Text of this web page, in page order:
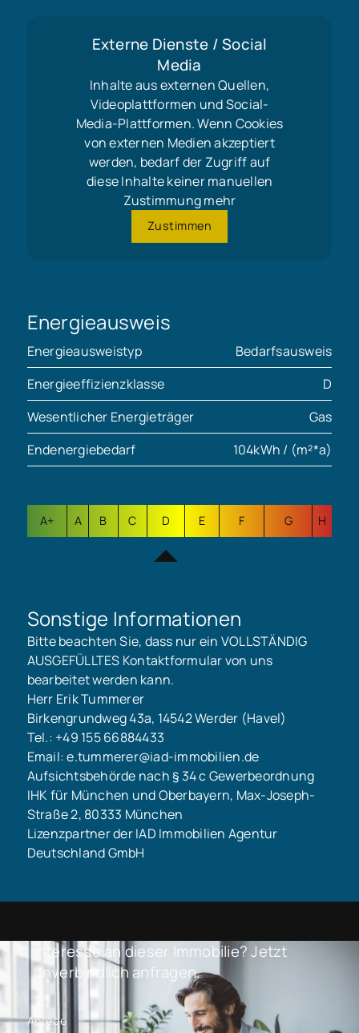
Externe Dienste / Social
Media
Inhalte aus externen Quellen,
Videoplattformen und Social-
Media-Plattformen. Wenn Cookies
von externen Medien akzeptiert
werden, bedarf der Zugriff auf
diese Inhalte keiner manuellen
Zustimmung mehr
Zustimmen
Energieausweis
Energieausweistyp
Bedarfsausweis
Energieeffizienzklasse
D
Wesentlicher Energieträger
Gas
Endenergiebedarf
104kWh / (m²*a)
A+ A B C D E F G H
Sonstige Informationen
Bitte beachten Sie, dass nur ein VOLLSTÄNDIG
AUSGEFÜLLTES Kontaktformular von uns
bearbeitet werden kann.
Herr Erik Tummerer
Birkengrundweg 43a, 14542 Werder (Havel)
Tel.: +49 155 66884433
Email: e.tummerer@iad-immobilien.de
Aufsichtsbehörde nach § 34 c Gewerbeordnung
IHK für München und Oberbayern, Max-Joseph-
Straße 2, 80333 München
Lizenzpartner der IAD Immobilien Agentur
Deutschland GmbH
Interesse an dieser Immobilie? Jetzt
unverbindlich anfragen.
Anrede